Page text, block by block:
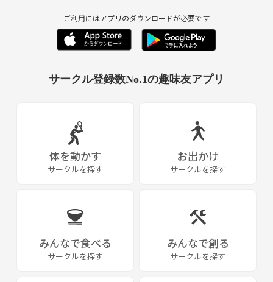
ご利用にはアプリのダウンロードが必要です
サークル登録数No.1の趣味友アプリ
体を動かす
サークルを探す
お出かけ
サークルを探す
みんなで食べる
サークルを探す
みんなで創る
サークルを探す